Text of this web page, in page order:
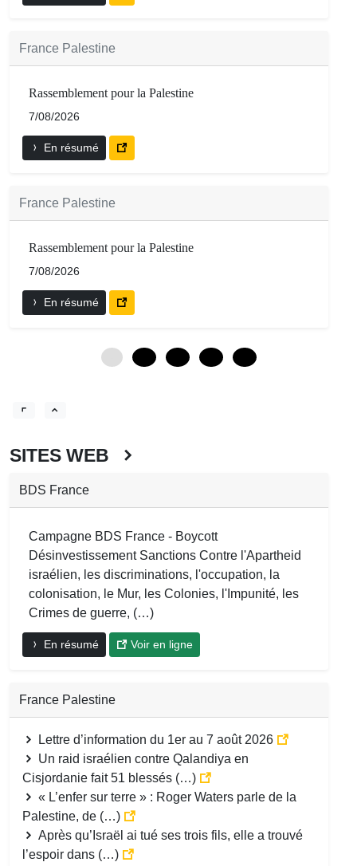
France Palestine
Rassemblement pour la Palestine
7/08/2026
En résumé
France Palestine
Rassemblement pour la Palestine
7/08/2026
En résumé
SITES WEB
BDS France
Campagne BDS France - Boycott
Désinvestissement Sanctions Contre l'Apartheid
israélien, les discriminations, l'occupation, la
colonisation, le Mur, les Colonies, l'Impunité, les
Crimes de guerre, (…)
En résumé Voir en ligne
France Palestine
Lettre d’information du 1er au 7 août 2026
Un raid israélien contre Qalandiya en
Cisjordanie fait 51 blessés (…)
« L’enfer sur terre » : Roger Waters parle de la
Palestine, de (…)
Après qu’Israël ai tué ses trois fils, elle a trouvé
l’espoir dans (…)